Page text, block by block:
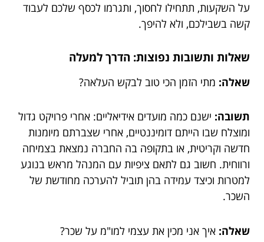
על השקעות, תתחילו לחסוך, ותגרמו לכסף שלכם לעבוד
קשה בשבילכם, ולא להיפך.
שאלות ותשובות נפוצות: הדרך למעלה
שאלה: מתי הזמן הכי טוב לבקש העלאה?
תשובה: ישנם כמה מועדים אידיאליים: אחרי פרויקט גדול
ומוצלח שבו הייתם דומיננטיים, אחרי שצברתם מיומנות
חדשה וקריטית, או בתקופה בה החברה נמצאת בצמיחה
ורווחית. חשוב גם לתאם ציפיות עם המנהל מראש בנוגע
למטרות וכיצד עמידה בהן תוביל להערכה מחודשת של
השכר.
שאלה: איך אני מכין את עצמי למו"מ על שכר?